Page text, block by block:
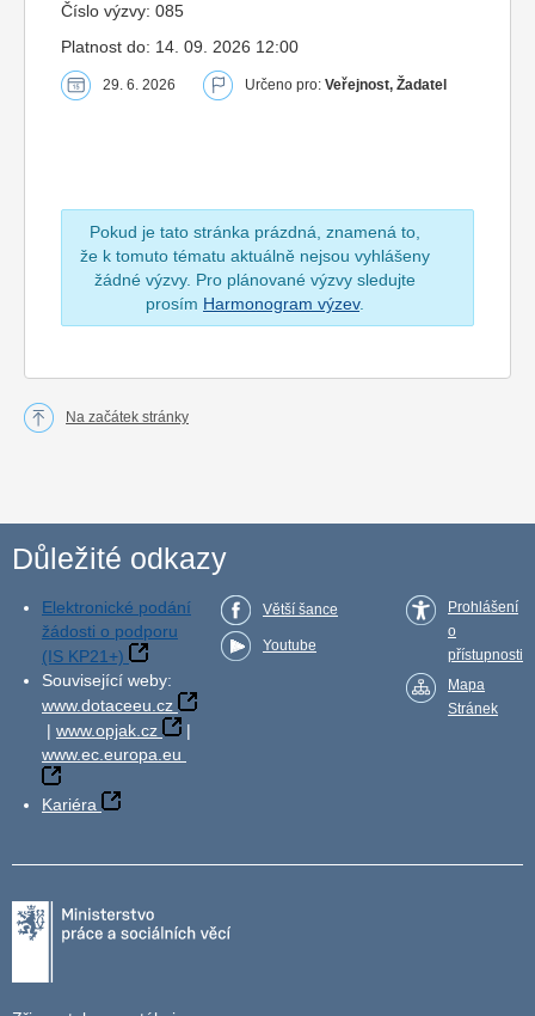
Číslo výzvy: 085
Platnost do: 14. 09. 2026 12:00
29. 6. 2026 Určeno pro: Veřejnost, Žadatel
Pokud je tato stránka prázdná, znamená to,
že k tomuto tématu aktuálně nejsou vyhlášeny
žádné výzvy. Pro plánované výzvy sledujte
prosím Harmonogram výzev.
Na začátek stránky
Důležité odkazy
Elektronické podání
žádosti o podporu
(IS KP21+)
Související weby:
www.dotaceeu.cz
| www.opjak.cz
|
www.ec.europa.eu
Kariéra
Větší šance
Youtube
Prohlášení
o
přístupnosti
Mapa
Stránek